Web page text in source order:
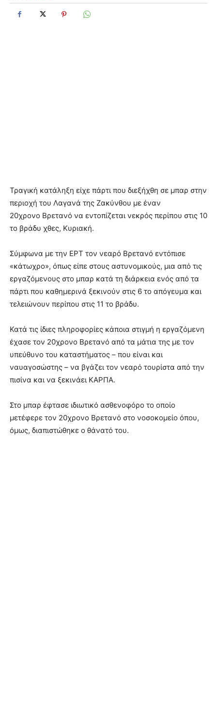
Τραγική κατάληξη είχε πάρτι που διεξήχθη σε μπαρ στην
περιοχή του Λαγανά της Ζακύνθου με έναν
20χρονο Βρετανό να εντοπίζεται νεκρός περίπου στις 10
το βράδυ χθες, Κυριακή.
Σύμφωνα με την ΕΡΤ τον νεαρό Βρετανό εντόπισε
«κάτωχρο», όπως είπε στους αστυνομικούς, μια από τις
εργαζόμενους στο μπαρ κατά τη διάρκεια ενός από τα
πάρτι που καθημερινά ξεκινούν στις 6 το απόγευμα και
τελειώνουν περίπου στις 11 το βράδυ.
Κατά τις ίδιες πληροφορίες κάποια στιγμή η εργαζόμενη
έχασε τον 20χρονο Βρετανό από τα μάτια της με τον
υπεύθυνο του καταστήματος – που είναι και
ναυαγοσώστης – να βγάζει τον νεαρό τουρίστα από την
πισίνα και να ξεκινάει ΚΑΡΠΑ.
Στο μπαρ έφτασε ιδιωτικό ασθενοφόρο το οποίο
μετέφερε τον 20χρονο Βρετανό στο νοσοκομείο όπου,
όμως, διαπιστώθηκε ο θάνατό του.